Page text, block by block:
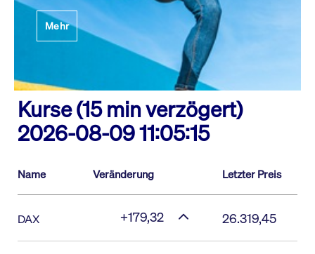
Mehr
Kurse (15 min verzögert)
2026-08-09 11:05:15
Name Veränderung Letzter Preis
DAX +179,32 26.319,45